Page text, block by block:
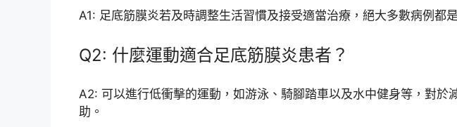
A1: 足底筋膜炎若及時調整生活習慣及接受適當治療，絕大多數病例都
Q2: 什麼運動適合足底筋膜炎患者？
A2: 可以進行低衝擊的運動，如游泳、騎腳踏車以及水中健身等，對於
助。